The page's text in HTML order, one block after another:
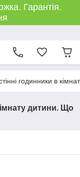
Гарантія.
годинники в
дитини. Що